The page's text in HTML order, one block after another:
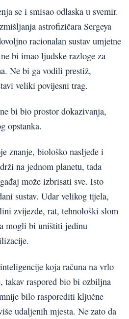
se i smisao odlaska u svemir.
astrofizičara Sergeya
racionalan sustav umjetne
bi imao ljudske razloge za
Ne bi ga vodili prestiž,
veliki povijesni trag.
bi bio prostor dokazivanja,
opstanka.
znanje, biološko nasljeđe i
na jednom planetu, tada
može izbrisati sve. Isto
sustav. Udar velikog tijela,
zvijezde, rat, tehnološki slom
mogli bi uništiti jedinu
koja računa na vrlo
takav raspored bio bi ozbiljna
bilo rasporediti ključne
udaljenih mjesta. Ne zato da